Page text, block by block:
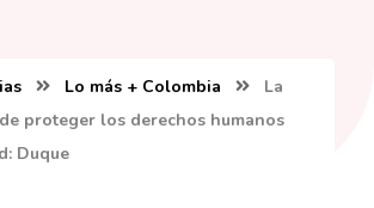
Lo más + Colombia
La
proteger los derechos humanos
Duque